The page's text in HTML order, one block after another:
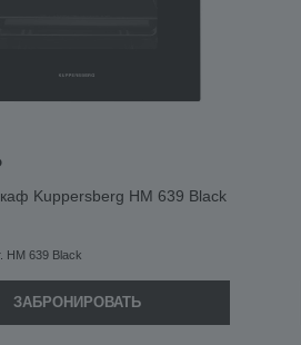
Kuppersberg HM 639 Black
HM 639 Black
ЗАБРОНИРОВАТЬ